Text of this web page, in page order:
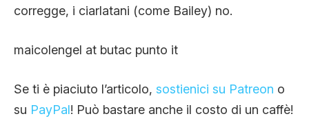
corregge, i ciarlatani (come Bailey) no.
maicolengel at butac punto it
Se ti è piaciuto l’articolo, sostienici su Patreon o
su PayPal! Può bastare anche il costo di un caffè!